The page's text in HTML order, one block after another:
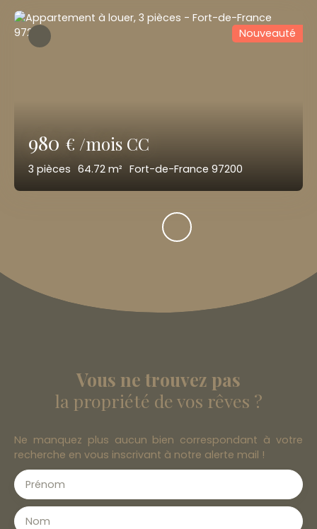
980 € /mois CC
3 pièces 64.72 m² Fort-de-France 97200
Nouveauté
Vous ne trouvez pas
la propriété de vos rêves ?
Ne manquez plus aucun bien correspondant à votre
recherche en vous inscrivant à notre alerte mail !
Prénom
Nom